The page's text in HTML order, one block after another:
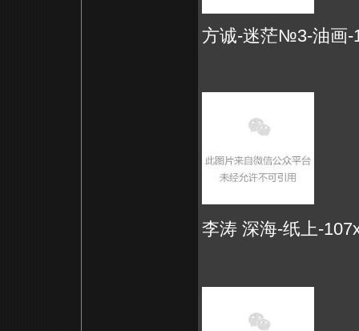
方诚-迷茫№3-油画-
李涛 深海-纸上-